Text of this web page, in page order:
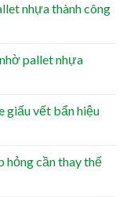
nhựa thành công
pallet nhựa
giấu vết bẩn hiệu
hỏng cần thay thế